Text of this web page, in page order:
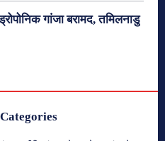
गांजा बरामद, तमिलनाडु